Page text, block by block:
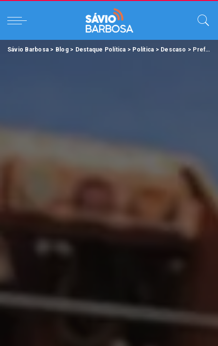
Sávio Barbosa > Blog> Destaque Política > Política > Descaso > Prefeitura atrasa coleta de lixo de Belém em 5 meses.